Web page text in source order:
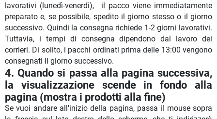
lavorativi (lunedì-venerdì), il pacco viene immediatamente
preparato e, se possibile, spedito il giorno stesso o il giorno
successivo. Quindi la consegna richiede 1-2 giorni lavorativi.
Tuttavia, i tempi di consegna dipendono dal lavoro dei
corrieri. Di solito, i pacchi ordinati prima delle 13:00 vengono
consegnati il giorno successivo.
4. Quando si passa alla pagina successiva,
la visualizzazione scende in fondo alla
pagina (mostra i prodotti alla fine)
Se vuoi andare all'inizio della pagina, passa il mouse sopra